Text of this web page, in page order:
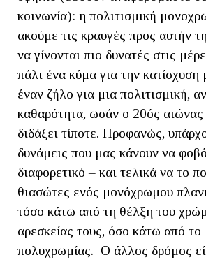
κοινωνία): η πολιτισμική
ακούμε τις κραυγές προς αυτήν
να γίνονται πιο δυνατές στις
πάλι ένα κύμα για την κατίσχυση
έναν ζήλο για μια πολιτισμική,
καθαρότητα, ωσάν ο 20ός
διδάξει τίποτε. Προφανώς,
δυνάμεις που μας κάνουν να
διαφορετικό – και τελικά να το
θιασώτες ενός μονόχρωμου
τόσο κάτω από τη θέλξη του
αρεσκείας τους, όσο κάτω από το
πολυχρωμίας. Ο άλλος δρόμος